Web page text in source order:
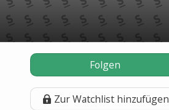
Folgen
Zur Watchlist hinzufügen